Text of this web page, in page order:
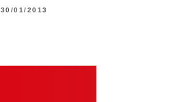
30/01/2013